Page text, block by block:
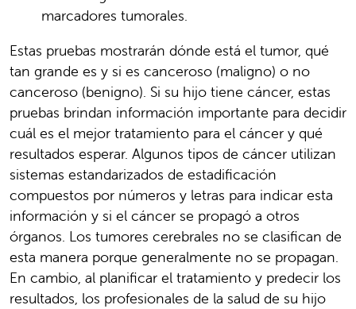
marcadores tumorales.
Estas pruebas mostrarán dónde está el tumor, qué
tan grande es y si es canceroso (maligno) o no
canceroso (benigno). Si su hijo tiene cáncer, estas
pruebas brindan información importante para decidir
cuál es el mejor tratamiento para el cáncer y qué
resultados esperar. Algunos tipos de cáncer utilizan
sistemas estandarizados de estadificación
compuestos por números y letras para indicar esta
información y si el cáncer se propagó a otros
órganos. Los tumores cerebrales no se clasifican de
esta manera porque generalmente no se propagan.
En cambio, al planificar el tratamiento y predecir los
resultados, los profesionales de la salud de su hijo